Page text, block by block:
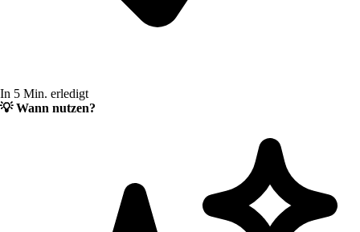
In 5 Min. erledigt
💡Wann nutzen?